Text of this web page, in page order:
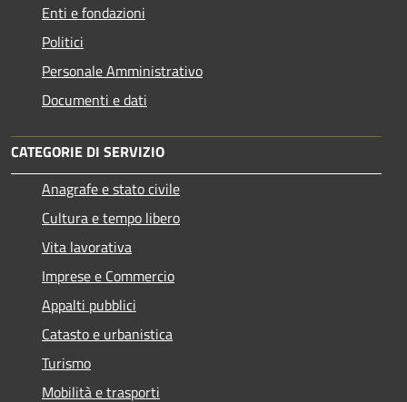
Enti e fondazioni
Politici
Personale Amministrativo
Documenti e dati
CATEGORIE DI SERVIZIO
Anagrafe e stato civile
Cultura e tempo libero
Vita lavorativa
Imprese e Commercio
Appalti pubblici
Catasto e urbanistica
Turismo
Mobilità e trasporti